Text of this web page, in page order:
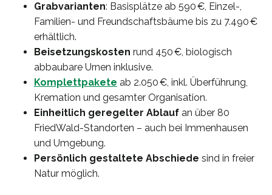
Grabvarianten: Basisplätze ab 590 €, Einzel-,
Familien- und Freundschaftsbäume bis zu 7.490 €
erhältlich.
Beisetzungskosten rund 450 €, biologisch
abbaubare Urnen inklusive.
Komplettpakete ab 2.050 €, inkl. Überführung,
Kremation und gesamter Organisation.
Einheitlich geregelter Ablauf an über 80
FriedWald-Standorten – auch bei Immenhausen
und Umgebung.
Persönlich gestaltete Abschiede sind in freier
Natur möglich.